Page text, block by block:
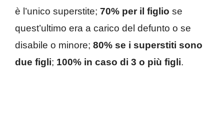
è l’unico superstite; 70% per il figlio se
quest’ultimo era a carico del defunto o se
disabile o minore; 80% se i superstiti sono
due figli; 100% in caso di 3 o più figli.